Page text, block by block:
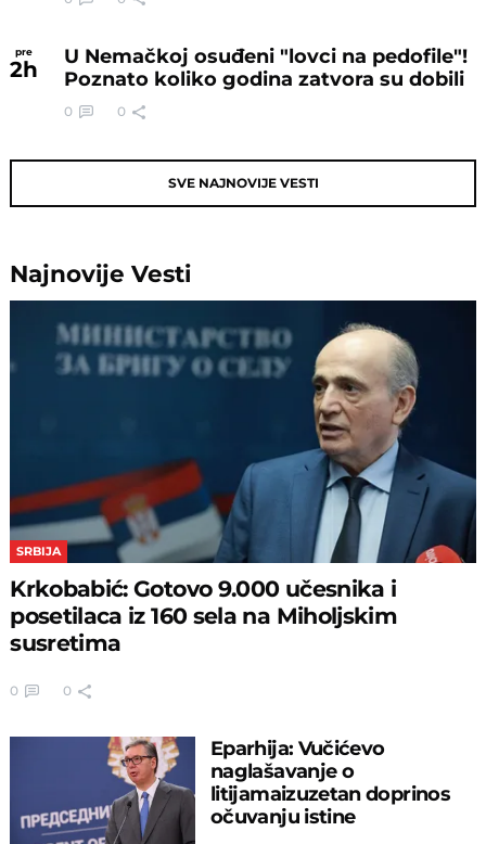
pre
2h
U Nemačkoj osuđeni "lovci na pedofile"!
Poznato koliko godina zatvora su dobili
0 0
SVE NAJNOVIJE VESTI
NajnovijeVesti
SRBIJA
Krkobabić: Gotovo 9.000 učesnika i
posetilaca iz 160 sela na Miholjskim
susretima
0 0
Eparhija: Vučićevo
naglašavanje o
litijamaizuzetan doprinos
očuvanju istine